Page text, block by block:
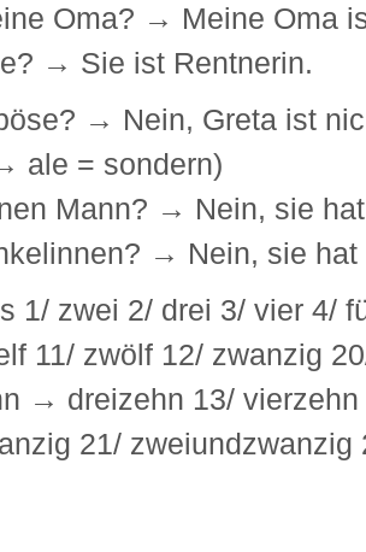
Oma? → Meine Oma
→ Sie ist Rentnerin.
→ Nein, Greta ist
ale = sondern)
Mann? → Nein, sie
→ Nein, sie
1/ zwei 2/ drei 3/ vier 4/
11/ zwölf 12/ zwanzig
→ dreizehn 13/
21/